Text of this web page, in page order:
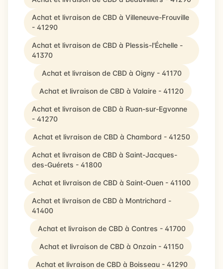
Achat et livraison de CBD à Villeneuve-Frouville
- 41290
Achat et livraison de CBD à Plessis-l'Échelle -
41370
Achat et livraison de CBD à Oigny - 41170
Achat et livraison de CBD à Valaire - 41120
Achat et livraison de CBD à Ruan-sur-Egvonne
- 41270
Achat et livraison de CBD à Chambord - 41250
Achat et livraison de CBD à Saint-Jacques-
des-Guérets - 41800
Achat et livraison de CBD à Saint-Ouen - 41100
Achat et livraison de CBD à Montrichard -
41400
Achat et livraison de CBD à Contres - 41700
Achat et livraison de CBD à Onzain - 41150
Achat et livraison de CBD à Boisseau - 41290